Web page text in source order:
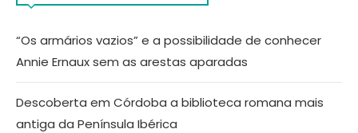
“Os armários vazios” e a possibilidade de conhecer
Annie Ernaux sem as arestas aparadas
Descoberta em Córdoba a biblioteca romana mais
antiga da Península Ibérica